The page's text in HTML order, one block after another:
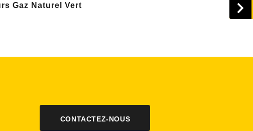
Gaz Naturel Vert
CONTACTEZ-NOUS